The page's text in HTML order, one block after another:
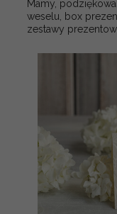
Mamy,
weselu, box
zestawy